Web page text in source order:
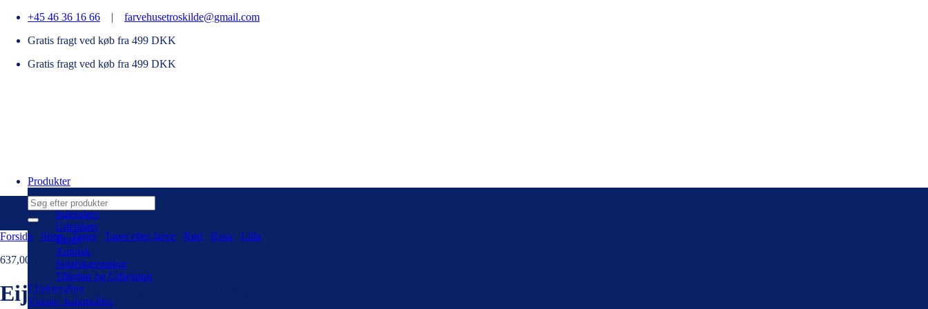
Fortsæt
indhold
+45 46 36 16 66 | farvehusetroskilde@gmail.com
Gratis fragt ved køb fra 499 DKK
Gratis fragt ved køb fra 499 DKK
Produkter
Indendørs
Udendørs
Tapet
Autolak
Solafskærmning
Tilbehør og Udlejning
Effektmaling
Vintage kalkmaling
Søg
efter:
Forside
Shop / Tapet Tapet efter farve Rød Rosa
Lilla
637,00
Eijfinger Festival – 333542